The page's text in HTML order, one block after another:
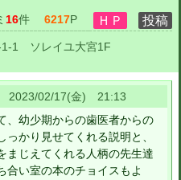
16件 6217P
1-1 ソレイユ大宮1F
2023/02/17(金) 21:13
、幼少期からの歯医者からの
かり見せてくれる説明と、
まじえてくれる人柄の先生達
合い室の本のチョイスもよ